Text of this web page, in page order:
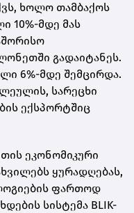
ხოლო თამბაქოს
10%-მდე მას
გადაიტანეს.
6%-მდე შემცირდა.
სარეცხი
ექსპორტშიც
ეკონომიკური
ყურადღებას,
ფართოდ
სისტემა BLIK-